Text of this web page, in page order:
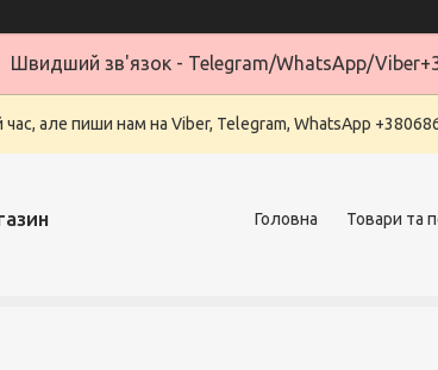
Швидший зв'язок - Telegram/WhatsApp/
час, але пиши нам на Viber, Telegram, WhatsApp
Головна Товари та